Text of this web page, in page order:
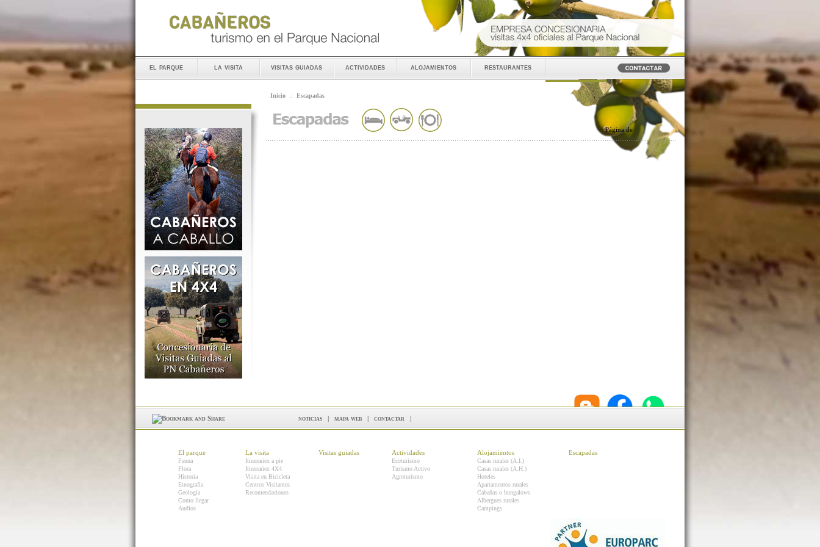
el parque la visita visitas guiadas actividades alojamientos restaurantes
Inicio :: Escapadas
Páginade
noticias | mapa web | contactar |
El parque
Fauna
Flora
Historia
Etnografía
Geología
Como llegar
Audios
La visita
Itinerarios a pie
Itinerarios 4X4
Visita en Bicicleta
Centros Visitantes
Recomendaciones
Visitas guiadas Actividades
Ecoturismo
Turismo Activo
Agroturismo
Alojamientos
Casas rurales (A.I.)
Casas rurales (A.H.)
Hoteles
Apartamentos rurales
Cabañas o bungalows
Albergues rurales
Campings
Escapadas